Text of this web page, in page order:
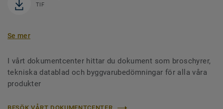
TIF
Se mer
I vårt dokumentcenter hittar du dokument som broschyrer,
tekniska datablad och byggvarubedömningar för alla våra
produkter